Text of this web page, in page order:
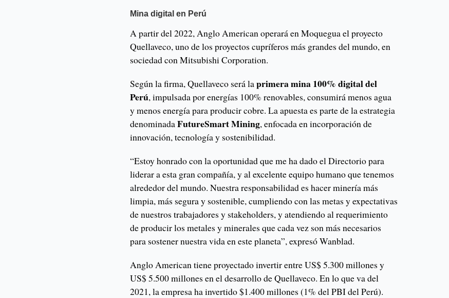
Mina digital en Perú
A partir del 2022, Anglo American operará en Moquegua el proyecto
Quellaveco, uno de los proyectos cupríferos más grandes del mundo, en
sociedad con Mitsubishi Corporation.
Según la firma, Quellaveco será laprimera mina 100% digital del
Perú, impulsada por energías 100% renovables, consumirá menos agua
y menos energía para producir cobre. La apuesta es parte de la estrategia
denominadaFutureSmart Mining, enfocada en incorporación de
innovación, tecnología y sostenibilidad.
“Estoy honrado con la oportunidad que me ha dado el Directorio para
liderar a esta gran compañía, y al excelente equipo humano que tenemos
alrededor del mundo. Nuestra responsabilidad es hacer minería más
limpia, más segura y sostenible, cumpliendo con las metas y expectativas
de nuestros trabajadores y stakeholders, y atendiendo al requerimiento
de producir los metales y minerales que cada vez son más necesarios
para sostener nuestra vida en este planeta”, expresó Wanblad.
Anglo American tiene proyectado invertir entre US$ 5.300 millones y
US$ 5.500 millones en el desarrollo de Quellaveco. En lo que va del
2021, la empresa ha invertido $1.400 millones (1% del PBI del Perú).